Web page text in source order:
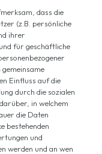
dass die
(z.B. persönliche
ihrer
für geschäftliche
Einfluss auf die
durch die sozialen
in welchem
die Daten
bestehenden
und
werden und an wen